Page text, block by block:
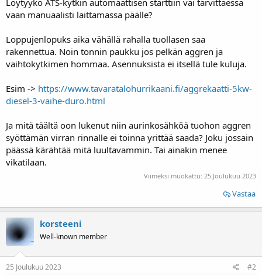
vaan manuaalisti laittamassa päälle?
Loppujenlopuks aika vähällä rahalla tuollasen saa
rakennettua. Noin tonnin paukku jos pelkän aggren ja
vaihtokytkimen hommaa. Asennuksista ei itsellä tule kuluja.
Esim -> https://www.tavaratalohurrikaani.fi/aggrekaatti-5kw-
diesel-3-vaihe-duro.html
Ja mitä täältä oon lukenut niin aurinkosähköä tuohon aggren
syöttämän virran rinnalle ei toinna yrittää saada? Joku jossain
päässä kärähtää mitä luultavammin. Tai ainakin menee
vikatilaan.
Viimeksi muokattu: 25 Joulukuu 2023
Vastaa
korsteeni
Well-known member
25 Joulukuu 2023 #2